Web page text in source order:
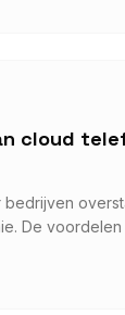
cloud
bedrijven
De voordelen